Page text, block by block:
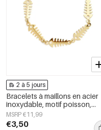
2 à 5 jours
Bracelets à maillons en acier
inoxydable, motif poisson,
collection Daily Simple, bijoux
pour femmes
MSRP €11,99
€3,50